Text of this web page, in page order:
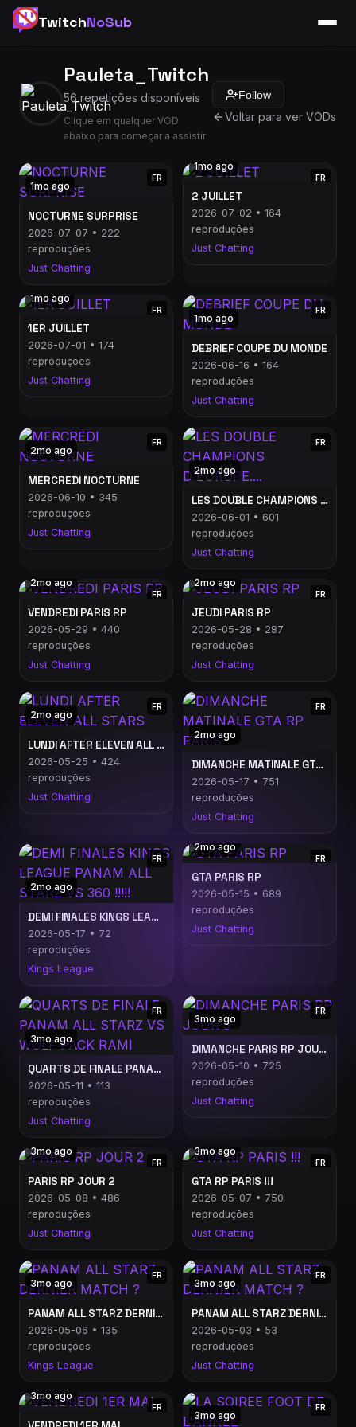
TwitchNoSub
Pauleta_Twitch
56 repetições disponíveis
Clique em qualquer VOD
abaixo para começar a assistir
Follow
Voltar para ver VODs
1mo ago
FR
NOCTURNE SURPRISE
2026-07-07 • 222
reproduções
Just Chatting
1mo ago
FR
2 JUILLET
2026-07-02 • 164
reproduções
Just Chatting
1mo ago
FR
1ER JUILLET
2026-07-01 • 174
reproduções
Just Chatting
1mo ago
FR
DEBRIEF COUPE DU MONDE
2026-06-16 • 164
reproduções
Just Chatting
2mo ago
FR
MERCREDI NOCTURNE
2026-06-10 • 345
reproduções
Just Chatting
2mo ago
FR
LES DOUBLE CHAMPIONS D'EUROPE....
2026-06-01 • 601
reproduções
Just Chatting
2mo ago
FR
VENDREDI PARIS RP
2026-05-29 • 440
reproduções
Just Chatting
2mo ago
FR
JEUDI PARIS RP
2026-05-28 • 287
reproduções
Just Chatting
2mo ago
FR
LUNDI AFTER ELEVEN ALL STARS
2026-05-25 • 424
reproduções
Just Chatting
2mo ago
FR
DIMANCHE MATINALE GTA RP PARIS
2026-05-17 • 751
reproduções
Just Chatting
2mo ago
FR
DEMI FINALES KINGS LEAGUE PANAM ALL STARZ VS 360 !!!!!
2026-05-17 • 72
reproduções
Kings League
2mo ago
FR
GTA PARIS RP
2026-05-15 • 689
reproduções
Just Chatting
3mo ago
FR
QUARTS DE FINALE PANAM ALL STARZ VS WOLF PACK RAMI
2026-05-11 • 113
reproduções
Just Chatting
3mo ago
FR
DIMANCHE PARIS RP JOUR 3
2026-05-10 • 725
reproduções
Just Chatting
3mo ago
FR
PARIS RP JOUR 2
2026-05-08 • 486
reproduções
Just Chatting
3mo ago
FR
GTA RP PARIS !!!
2026-05-07 • 750
reproduções
Just Chatting
3mo ago
FR
PANAM ALL STARZ DERNIER MATCH ?
2026-05-06 • 135
reproduções
Kings League
3mo ago
FR
PANAM ALL STARZ DERNIER MATCH ?
2026-05-03 • 53
reproduções
Just Chatting
3mo ago
FR
3mo ago
FR